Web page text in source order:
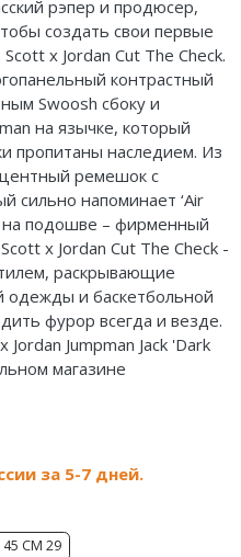
рэпер и продюсер,
создать свои первые
x Jordan Cut The Check.
контрастный
Swoosh сбоку и
на язычке, который
пропитаны наследием. Из
ремешок с
сильно напоминает ‘Air
на подошве – фирменный
x Jordan Cut The Check -
раскрывающие
одежды и баскетбольной
фурор всегда и везде.
Jumpman Jack 'Dark
магазине
за 5-7 дней.
45 CM 29